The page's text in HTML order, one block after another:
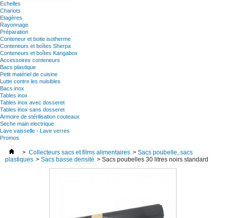
Echelles
Chariots
Etagères
Rayonnage
Préparation
Conteneur et boite isotherme
Conteneurs et boîtes Sherpa
Conteneurs et boîtes Kangabox
Accessoires conteneurs
Bacs plastique
Petit matériel de cuisine
Lutte contre les nuisibles
Bacs inox
Tables inox
Tables inox avec dosseret
Tables inox sans dosseret
Armoire de stérilisation couteaux
Seche main electrique
Lave vaisselle - Lave verres
Promos
> Collecteurs sacs et films alimentaires > Sacs poubelle, sacs
plastiques > Sacs basse densité > Sacs poubelles 30 litres noirs standard